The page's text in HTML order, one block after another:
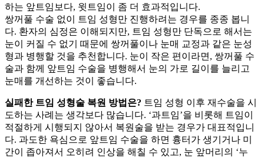
하는 앞트임보다, 윗트임이 좀 더 효과적입니다.
쌍꺼풀 수술 없이 트임 성형만 진행하려는 경우를 종종 봅니
다. 환자의 심정은 이해되지만, 트임 성형만 단독으로 해서는
눈이 커질 수 없기 때문에 쌍꺼풀이나 눈매 교정과 같은 눈성
형과 병행할 것을 추천합니다. 눈이 작은 편이라면, 쌍꺼풀 수
술과 함께 앞트임 수술을 병행해서 눈의 가로 길이를 늘리고
눈매를 개선하는 것이 좋습니다.
실패한 트임 성형술 복원 방법은? 트임 성형 이후 재수술을 시
도하는 사례는 생각보다 많습니다. ‘과트임’을 비롯해 트임이
적절하게 시행되지 않아서 복원술을 받는 경우가 대표적입니
다. 과도한 욕심으로 앞트임 수술을 하면 흉터가 생기거나 미
간이 좁아져서 오히려 인상을 해칠 수 있고, 눈 앞머리의 ‘누